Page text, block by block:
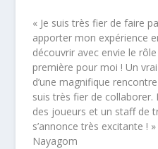
« Je suis très fier de faire
apporter mon expérience
découvrir avec envie le
première pour moi ! Un
d’une magnifique
suis très fier de
des joueurs et un staff de
s’annonce très excitante !
Nayagom